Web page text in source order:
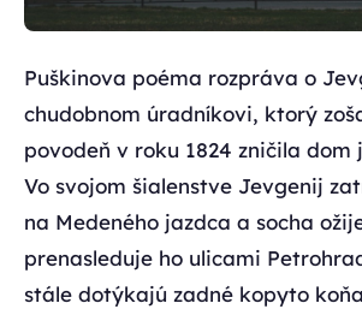
Puškinova poéma rozpráva o
chudobnom úradníkovi, ktorý
povodeň v roku 1824 zničila dom
Vo svojom šialenstve Jevgenij
na Medeného jazdca a socha
prenasleduje ho ulicami
stále dotýkajú zadné kopyto